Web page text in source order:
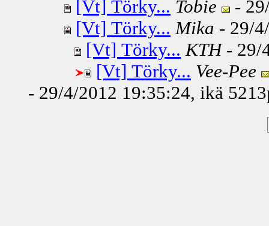
[Vt] Törky... Tobie
-
[Vt] Törky... Mika - 29/
[Vt] Törky... KTH- 29/
[Vt] Törky... Vee-Pee
- 29/4/2012 19:35:24, ikä